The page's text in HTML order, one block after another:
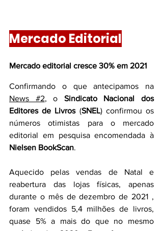
Mercado Editorial
Mercado editorial cresce 30% em 2021
News #2, o Sindicato Nacional dos
Editores de Livros (SNEL) confirmou os
números otimistas para o mercado
Nielsen BookScan.
Aquecido pelas vendas de Natal e
reabertura das lojas físicas, apenas
durante o mês de dezembro de 2021 ,
foram vendidos 5,4 milhões de livros,
quase 5% a mais do que no mesmo